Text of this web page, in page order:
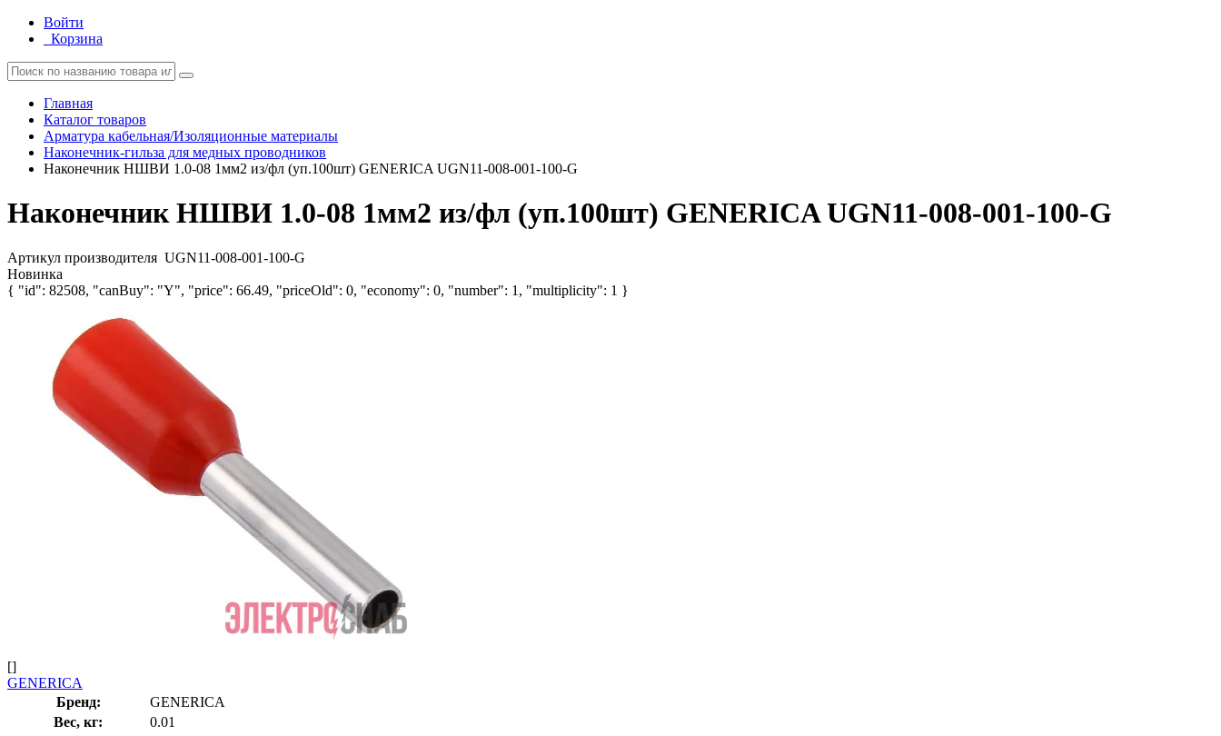
Войти
Корзина
Главная
Каталог товаров
Арматура кабельная/Изоляционные материалы
Наконечник-гильза для медных проводников
Наконечник НШВИ 1.0-08 1мм2 из/фл (уп.100шт) GENERICA UGN11-008-001-100-G
Наконечник НШВИ 1.0-08 1мм2 из/фл (уп.100шт) GENERICA UGN11-008-001-100-G
Артикул производителя UGN11-008-001-100-G
Новинка
{ "id": 82508, "canBuy": "Y", "price": 66.49, "priceOld": 0, "economy": 0, "number": 1, "multiplicity": 1 }
[]
GENERICA
Бренд:
GENERICA
Вес, кг:
0.01